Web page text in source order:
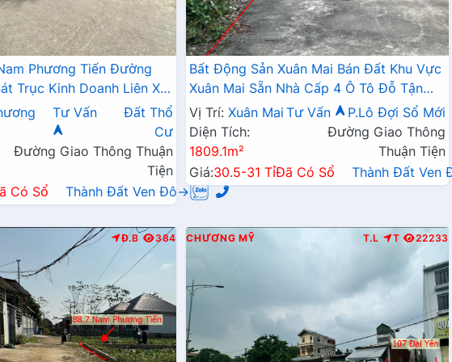
Phương Tiến Đường
Trục Kinh Doanh Liên Xã
Tư Vấn
Đất Thổ
Cư
Đường Giao Thông Thuận
Tiện
Có Sổ Thành Đất Ven Đô→
Bất Động Sản Xuân Mai Bán Đất Khu Vực
Xuân Mai Sẵn Nhà Cấp 4 Ô Tô Đỗ Tận
Đất Làn 2 Đường QL6A
Vị Trí: Xuân Mai Tư Vấn
P.Lô Đợi Sổ Mới
Diện Tích:
1809.1m²
Đường Giao Thông
Thuận Tiện
Giá:30.5-31 TỉĐã Có Sổ Thành Đất Ven
Đ.B 384 CHƯƠNG MỸ T.L T 22233